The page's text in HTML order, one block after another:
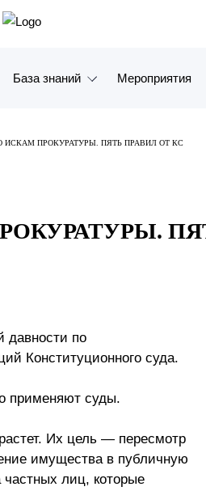
База знаний
Видео
Антикризисный инфопортал
Мероприятия
ИСКАМ ПРОКУРАТУРЫ. ПЯТЬ ПРАВИЛ ОТ КС
давности по
Конституционного суда.
применяют суды.
Их цель — пересмотр
имущества в публичную
частных лиц, которые